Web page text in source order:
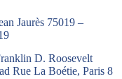
Jaurès 75019 –
D. Roosevelt
Rue La Boétie, Paris 8